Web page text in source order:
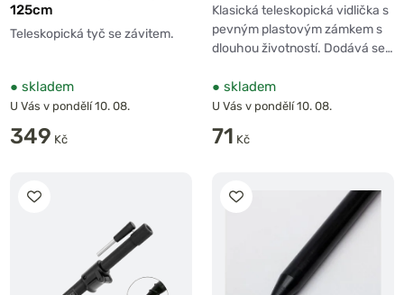
125cm
Teleskopická tyč se závitem.
● skladem
U Vás v pondělí 10. 08.
349 Kč
Klasická teleskopická vidlička s
pevným plastovým zámkem s
dlouhou životností. Dodává se…
● skladem
U Vás v pondělí 10. 08.
71 Kč